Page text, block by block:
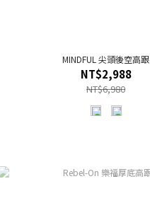
MINDFUL 尖頭後空高跟
NT$2,988
NT$6,980